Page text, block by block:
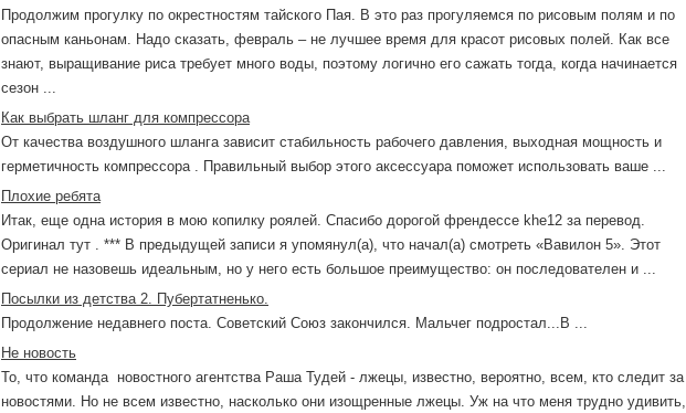
Продолжим прогулку по окрестностям тайского Пая. В это раз прогуляемся по рисовым полям и по
опасным каньонам. Надо сказать, февраль – не лучшее время для красот рисовых полей. Как все
знают, выращивание риса требует много воды, поэтому логично его сажать тогда, когда начинается
сезон ...
Как выбрать шланг для компрессора
От качества воздушного шланга зависит стабильность рабочего давления, выходная мощность и
герметичность компрессора . Правильный выбор этого аксессуара поможет использовать ваше ...
Плохие ребята
Итак, еще одна история в мою копилку роялей. Спасибо дорогой френдессе khe12 за перевод.
Оригинал тут . *** В предыдущей записи я упомянул(а), что начал(а) смотреть «Вавилон 5». Этот
сериал не назовешь идеальным, но у него есть большое преимущество: он последователен и ...
Посылки из детства 2. Пубертатненько.
Продолжение недавнего поста. Советский Союз закончился. Мальчег подростал...В ...
Не новость
То, что команда новостного агентства Раша Тудей - лжецы, известно, вероятно, всем, кто следит за
новостями. Но не всем известно, насколько они изощренные лжецы. Уж на что меня трудно удивить,